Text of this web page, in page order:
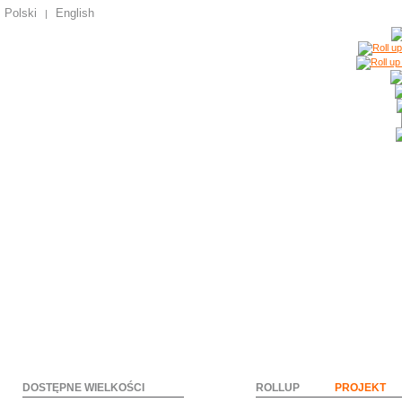
Polski | English
DOSTĘPNE WIELKOŚCI ROLLUP PROJEKT